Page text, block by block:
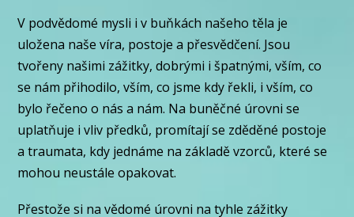
V podvědomé mysli i v buňkách našeho těla je
uložena naše víra, postoje a přesvědčení. Jsou
tvořeny našimi zážitky, dobrými i špatnými, vším, co
se nám přihodilo, vším, co jsme kdy řekli, i vším, co
bylo řečeno o nás a nám. Na buněčné úrovni se
uplatňuje i vliv předků, promítají se zděděné postoje
a traumata, kdy jednáme na základě vzorců, které se
mohou neustále opakovat.
Přestože si na vědomé úrovni na tyhle zážitky